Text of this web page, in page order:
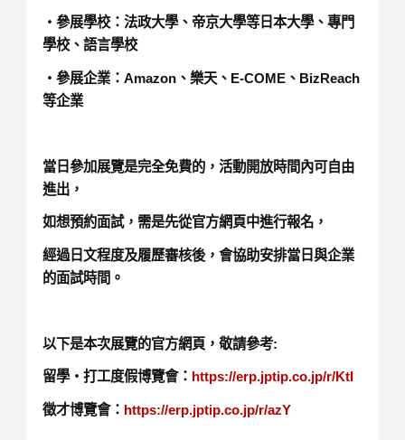
‧參展學校：法政大學、帝京大學等日本大學、專門
學校、語言學校
‧參展企業：Amazon、樂天、E-COME、BizReach
等企業
當日參加展覽是完全免費的，活動開放時間內可自由
進出，
如想預約面試，需是先從官方網頁中進行報名，
經過日文程度及履歷審核後，會協助安排當日與企業
的面試時間。
以下是本次展覽的官方網頁，敬請參考:
留學‧打工度假博覽會： https://erp.jptip.co.jp/r/KtI
徵才博覽會： https://erp.jptip.co.jp/r/azY